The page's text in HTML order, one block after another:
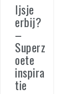
Ijsje
erbij?
–
Superz
oete
inspira
tie